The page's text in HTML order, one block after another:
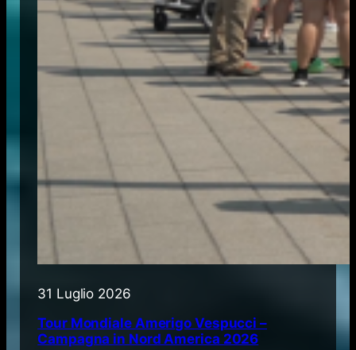
31 Luglio 2026
Tour Mondiale Amerigo Vespucci –
Campagna in Nord America 2026